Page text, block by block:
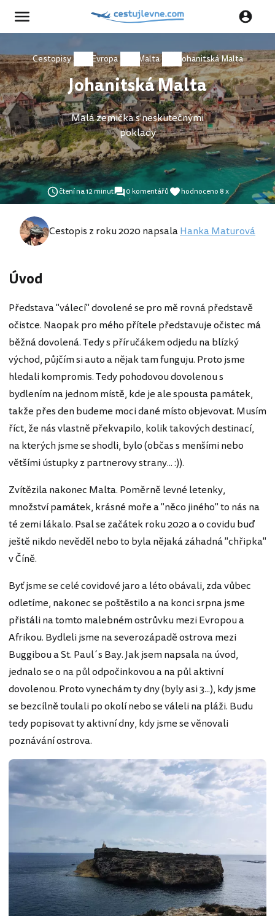
Cestopisy Evropa Malta Johanitská Malta
Johanitská Malta
Malá zemička s neskutečnými
poklady
čtení na 12 minut 0 komentářů hodnoceno 8 x
Cestopis z roku 2020 napsalaHanka Maturová
Úvod
Představa "válecí" dovolené se pro mě rovná představě
očistce. Naopak pro mého přítele představuje očistec má
běžná dovolená. Tedy s příručákem odjedu na blízký
východ, půjčím si auto a nějak tam funguju. Proto jsme
hledali kompromis. Tedy pohodovou dovolenou s
bydlením na jednom místě, kde je ale spousta památek,
takže přes den budeme moci dané místo objevovat. Musím
říct, že nás vlastně překvapilo, kolik takových destinací,
na kterých jsme se shodli, bylo (občas s menšími nebo
většími ústupky z partnerovy strany... :)).
Zvítězila nakonec Malta. Poměrně levné letenky,
množství památek, krásné moře a "něco jiného" to nás na
té zemi lákalo. Psal se začátek roku 2020 a o covidu buď
ještě nikdo nevěděl nebo to byla nějaká záhadná "chřipka"
v Číně.
Byť jsme se celé covidové jaro a léto obávali, zda vůbec
odletíme, nakonec se poštěstilo a na konci srpna jsme
přistáli na tomto malebném ostrůvku mezi Evropou a
Afrikou. Bydleli jsme na severozápadě ostrova mezi
Buggibou a St. Paul´s Bay. Jak jsem napsala na úvod,
jednalo se o na půl odpočinkovou a na půl aktivní
dovolenou. Proto vynechám ty dny (byly asi 3...), kdy jsme
se bezcílně toulali po okolí nebo se váleli na pláži. Budu
tedy popisovat ty aktivní dny, kdy jsme se věnovali
poznávání ostrova.